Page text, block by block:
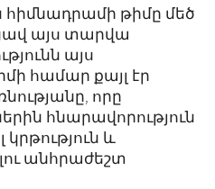
թիմը մեծ
այս տարվա
այս
համար քայլ էր
որը
հնարավորություն
կրթություն և
անհրաժեշտ